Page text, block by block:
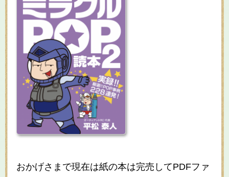
おかげさまで現在は紙の本は完売してPDFファ